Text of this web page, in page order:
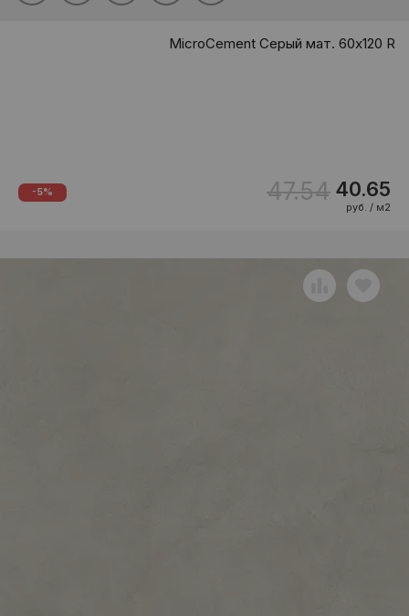
MicroCement Серый мат. 60x120 R
-5% 47.54 40.65
руб. / м2